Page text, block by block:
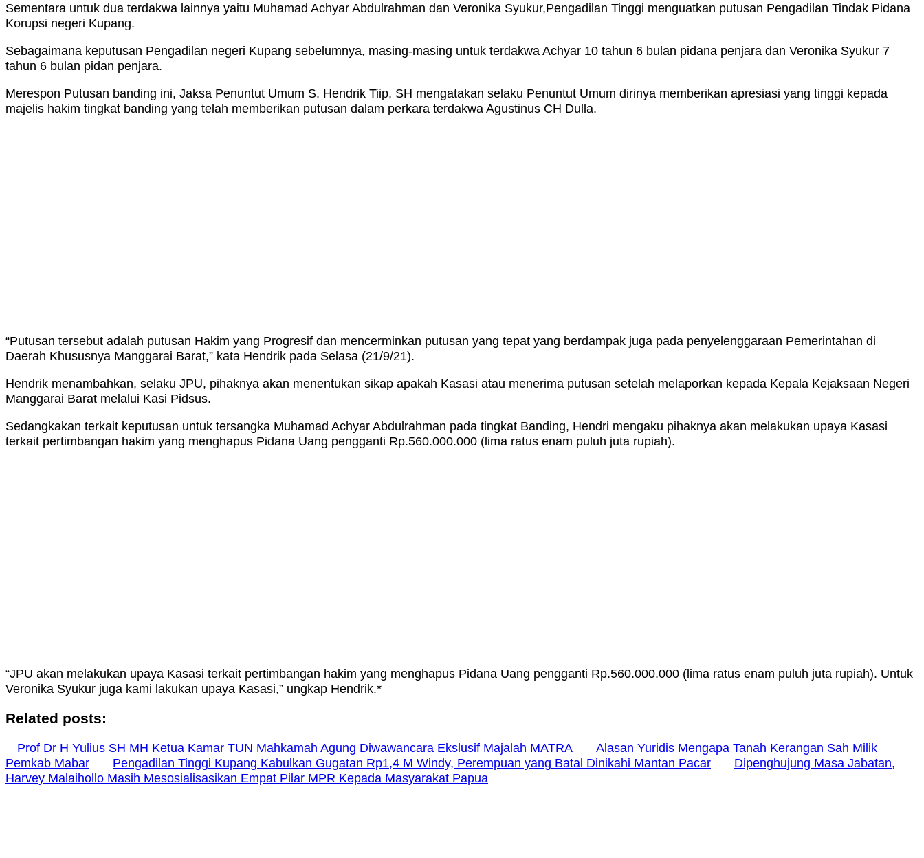
Sementara untuk dua terdakwa lainnya yaitu Muhamad Achyar Abdulrahman dan Veronika Syukur,Pengadilan Tinggi menguatkan putusan Pengadilan Tindak Pidana
Korupsi negeri Kupang.
Sebagaimana keputusan Pengadilan negeri Kupang sebelumnya, masing-masing untuk terdakwa Achyar 10 tahun 6 bulan pidana penjara dan Veronika Syukur 7
tahun 6 bulan pidan penjara.
Merespon Putusan banding ini, Jaksa Penuntut Umum S. Hendrik Tiip, SH mengatakan selaku Penuntut Umum dirinya memberikan apresiasi yang tinggi kepada
majelis hakim tingkat banding yang telah memberikan putusan dalam perkara terdakwa Agustinus CH Dulla.
“Putusan tersebut adalah putusan Hakim yang Progresif dan mencerminkan putusan yang tepat yang berdampak juga pada penyelenggaraan Pemerintahan di
Daerah Khususnya Manggarai Barat,” kata Hendrik pada Selasa (21/9/21).
Hendrik menambahkan, selaku JPU, pihaknya akan menentukan sikap apakah Kasasi atau menerima putusan setelah melaporkan kepada Kepala Kejaksaan Negeri
Manggarai Barat melalui Kasi Pidsus.
Sedangkakan terkait keputusan untuk tersangka Muhamad Achyar Abdulrahman pada tingkat Banding, Hendri mengaku pihaknya akan melakukan upaya Kasasi
terkait pertimbangan hakim yang menghapus Pidana Uang pengganti Rp.560.000.000 (lima ratus enam puluh juta rupiah).
“JPU akan melakukan upaya Kasasi terkait pertimbangan hakim yang menghapus Pidana Uang pengganti Rp.560.000.000 (lima ratus enam puluh juta rupiah). Untuk
Veronika Syukur juga kami lakukan upaya Kasasi,” ungkap Hendrik.*
Related posts:
Prof Dr H Yulius SH MH Ketua Kamar TUN Mahkamah Agung Diwawancara Ekslusif Majalah MATRA
Alasan Yuridis Mengapa Tanah Kerangan Sah Milik
Pemkab Mabar
Pengadilan Tinggi Kupang Kabulkan Gugatan Rp1,4 M Windy, Perempuan yang Batal Dinikahi Mantan Pacar
Dipenghujung Masa Jabatan,
Harvey Malaihollo Masih Mesosialisasikan Empat Pilar MPR Kepada Masyarakat Papua